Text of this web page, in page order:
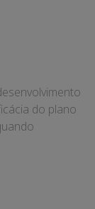
do plano